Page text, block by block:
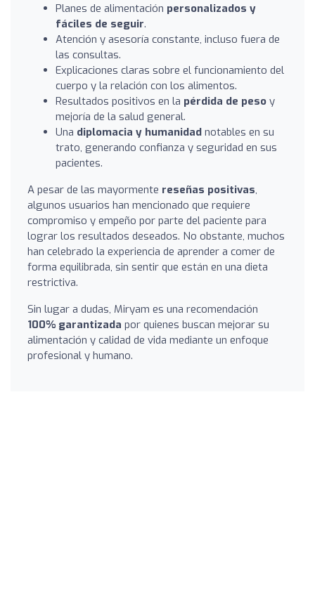
Planes de alimentación personalizados y
fáciles de seguir.
Atención y asesoría constante, incluso fuera de
las consultas.
Explicaciones claras sobre el funcionamiento del
cuerpo y la relación con los alimentos.
Resultados positivos en la pérdida de peso y
mejoría de la salud general.
Una diplomacia y humanidad notables en su
trato, generando confianza y seguridad en sus
pacientes.
A pesar de las mayormente reseñas positivas,
algunos usuarios han mencionado que requiere
compromiso y empeño por parte del paciente para
lograr los resultados deseados. No obstante, muchos
han celebrado la experiencia de aprender a comer de
forma equilibrada, sin sentir que están en una dieta
restrictiva.
Sin lugar a dudas, Miryam es una recomendación
100% garantizada por quienes buscan mejorar su
alimentación y calidad de vida mediante un enfoque
profesional y humano.